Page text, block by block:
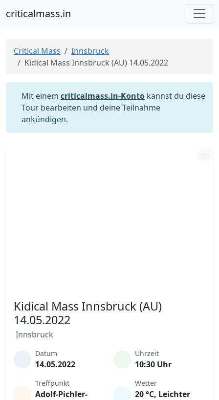
criticalmass.in
Critical Mass
Innsbruck
Kidical Mass Innsbruck (AU) 14.05.2022
Mit einem criticalmass.in-Konto kannst du diese
Tour bearbeiten und deine Teilnahme
ankündigen.
Kidical Mass Innsbruck (AU)
14.05.2022
Innsbruck
Datum
14.05.2022
Uhrzeit
10:30 Uhr
Treffpunkt
Adolf-Pichler-
Wetter
20 °C, Leichter